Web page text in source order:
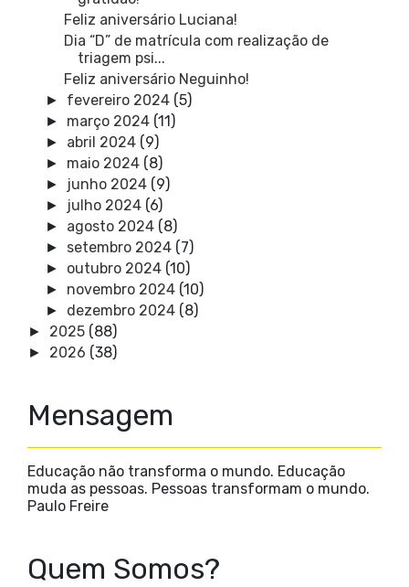
Feliz aniversário Luciana!
Dia “D” de matrícula com realização de
triagem psi...
Feliz aniversário Neguinho!
► fevereiro 2024 (5)
► março 2024 (11)
► abril 2024 (9)
► maio 2024 (8)
► junho 2024 (9)
► julho 2024 (6)
► agosto 2024 (8)
► setembro 2024 (7)
► outubro 2024 (10)
► novembro 2024 (10)
► dezembro 2024 (8)
► 2025 (88)
► 2026 (38)
Mensagem
Educação não transforma o mundo. Educação
muda as pessoas. Pessoas transformam o mundo.
Paulo Freire
Quem Somos?